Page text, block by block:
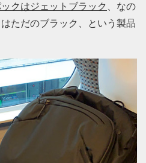
クはジェットブラック
、なの
ただのブラック、という製品